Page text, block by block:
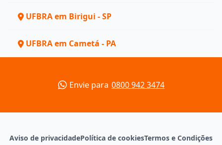
UFBRA em Birigui - SP
UFBRA em Cametá - PA
Envie para 0800 942 3474
Aviso de privacidadePolítica de cookiesTermos e Condições